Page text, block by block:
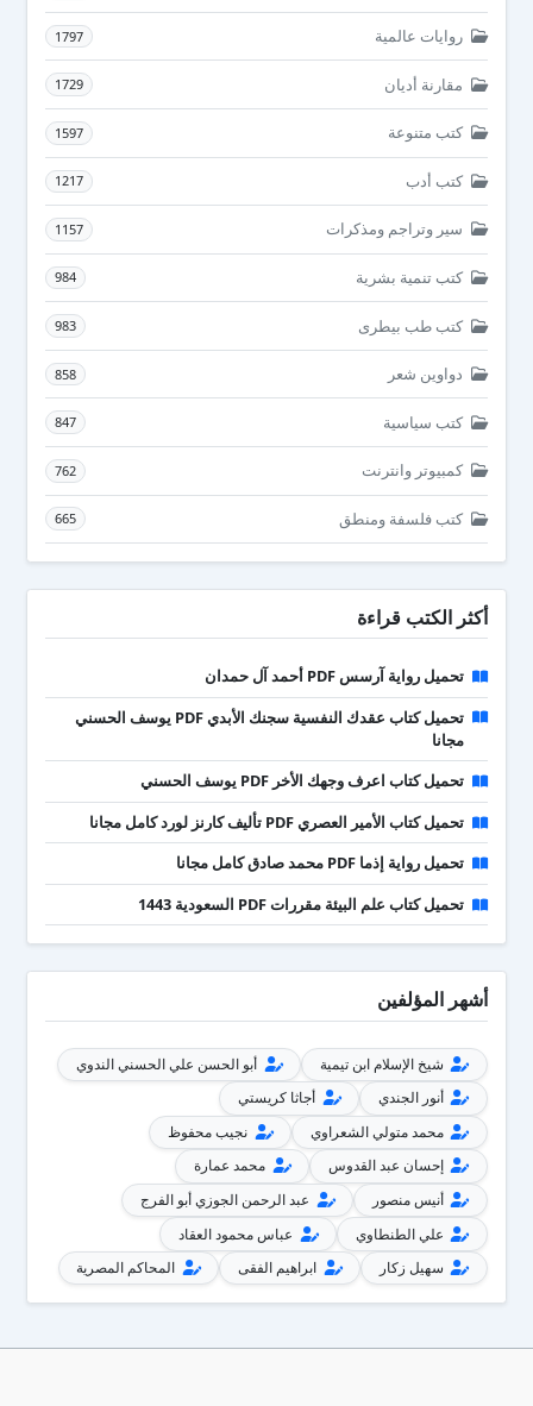
روايات عالمية 1797
مقارنة أديان 1729
كتب متنوعة 1597
كتب أدب 1217
سير وتراجم ومذكرات 1157
كتب تنمية بشرية 984
كتب طب بيطرى 983
دواوين شعر 858
كتب سياسية 847
كمبيوتر وانترنت 762
كتب فلسفة ومنطق 665
أكثر الكتب قراءة
تحميل رواية آرسس PDF أحمد آل حمدان
تحميل كتاب عقدك النفسية سجنك الأبدي PDF يوسف الحسني
مجانا
تحميل كتاب اعرف وجهك الأخر PDF يوسف الحسني
تحميل كتاب الأمير العصري PDF تأليف كارنز لورد كامل مجانا
تحميل رواية إذما PDF محمد صادق كامل مجانا
تحميل كتاب علم البيئة مقررات PDF السعودية 1443
أشهر المؤلفين
شيخ الإسلام ابن تيمية
أبو الحسن علي الحسني الندوي
أنور الجندي
أجاثا كريستي
محمد متولي الشعراوي
نجيب محفوظ
إحسان عبد القدوس
محمد عمارة
أنيس منصور
عبد الرحمن الجوزي أبو الفرج
علي الطنطاوي
عباس محمود العقاد
سهيل زكار
ابراهيم الفقى المحاكم المصرية